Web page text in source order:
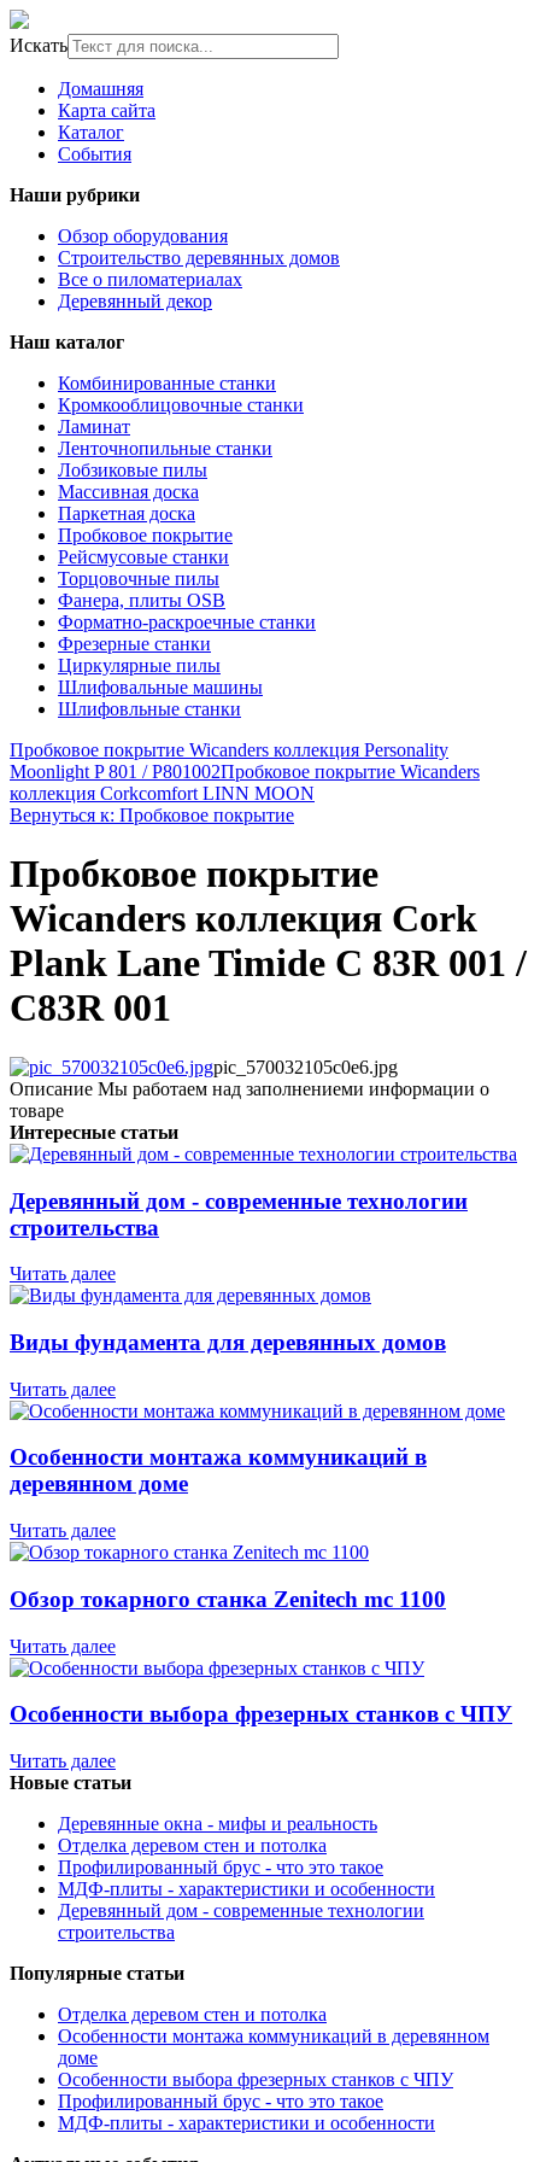
Искать
Домашняя
Карта сайта
Каталог
События
Наши рубрики
Обзор оборудования
Строительство деревянных домов
Все о пиломатериалах
Деревянный декор
Наш каталог
Комбинированные станки
Кромкооблицовочные станки
Ламинат
Ленточнопильные станки
Лобзиковые пилы
Массивная доска
Паркетная доска
Пробковое покрытие
Рейсмусовые станки
Торцовочные пилы
Фанера, плиты OSB
Форматно-раскроечные станки
Фрезерные станки
Циркулярные пилы
Шлифовальные машины
Шлифовльные станки
Пробковое покрытие Wicanders коллекция Personality
Moonlight P 801 / P801002Пробковое покрытие Wicanders
коллекция Corkcomfort LINN MOON
Вернуться к: Пробковое покрытие
Пробковое покрытие
Wicanders коллекция Cork
Plank Lane Timide C 83R 001 /
C83R 001
pic_570032105c0e6.jpg
Описание Мы работаем над заполнениеми информации о
товаре
Интересные статьи
Деревянный дом - современные технологии
строительства
Читать далее
Виды фундамента для деревянных домов
Читать далее
Особенности монтажа коммуникаций в
деревянном доме
Читать далее
Обзор токарного станка Zenitech mc 1100
Читать далее
Особенности выбора фрезерных станков с ЧПУ
Читать далее
Новые статьи
Деревянные окна - мифы и реальность
Отделка деревом стен и потолка
Профилированный брус - что это такое
МДФ-плиты - характеристики и особенности
Деревянный дом - современные технологии
строительства
Популярные статьи
Отделка деревом стен и потолка
Особенности монтажа коммуникаций в деревянном
доме
Особенности выбора фрезерных станков с ЧПУ
Профилированный брус - что это такое
МДФ-плиты - характеристики и особенности